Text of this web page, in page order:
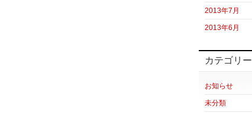
2013年7月
2013年6月
カテゴリー
お知らせ
未分類